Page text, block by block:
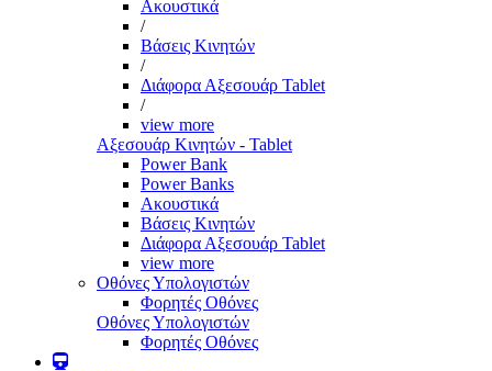
Ακουστικά
/
Βάσεις Κινητών
/
Διάφορα Αξεσουάρ Tablet
/
view more
Αξεσουάρ Κινητών - Tablet
Power Bank
Power Banks
Ακουστικά
Βάσεις Κινητών
Διάφορα Αξεσουάρ Tablet
view more
Οθόνες Υπολογιστών
Φορητές Οθόνες
Οθόνες Υπολογιστών
Φορητές Οθόνες